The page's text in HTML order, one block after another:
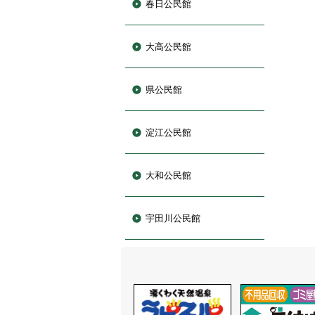
春日公民館
大高公民館
県公民館
淀江公民館
大和公民館
宇田川公民館